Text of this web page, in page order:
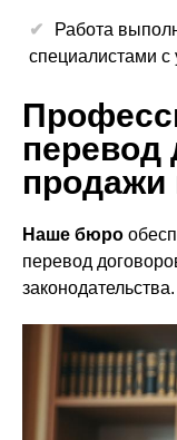
Работа
специалистами с
перевод
продажи
Наше бюро
перевод
законодательства.